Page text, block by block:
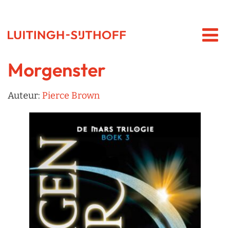
Morgenster
Auteur: Pierce Brown